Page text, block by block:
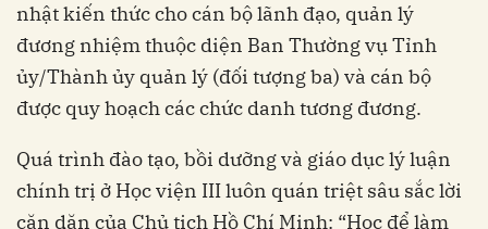
nhật kiến thức cho cán bộ lãnh đạo, quản lý
đương nhiệm thuộc diện Ban Thường vụ Tỉnh
ủy/Thành ủy quản lý (đối tượng ba) và cán bộ
được quy hoạch các chức danh tương đương.
Quá trình đào tạo, bồi dưỡng và giáo dục lý luận
chính trị ở Học viện III luôn quán triệt sâu sắc lời
căn dặn của Chủ tịch Hồ Chí Minh: “Học để làm